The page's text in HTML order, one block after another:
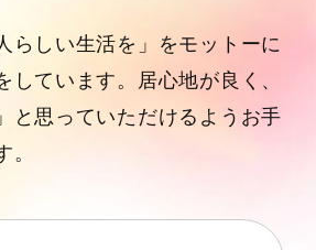
らしい生活を」をモットーに
しています。居心地が良く、
と思っていただけるようお手
。